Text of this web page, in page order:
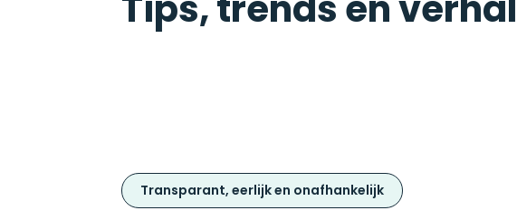
Transparant, eerlijk en onafhankelijk